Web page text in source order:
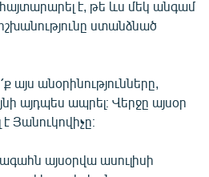
է, թե ևս մեկ անգամ
ստանձնած
այս անօրինությունները,
այդպես ապրել։ Վերջը այսօր
Յանուկովիչը։
այսօրվա ասուլիսի